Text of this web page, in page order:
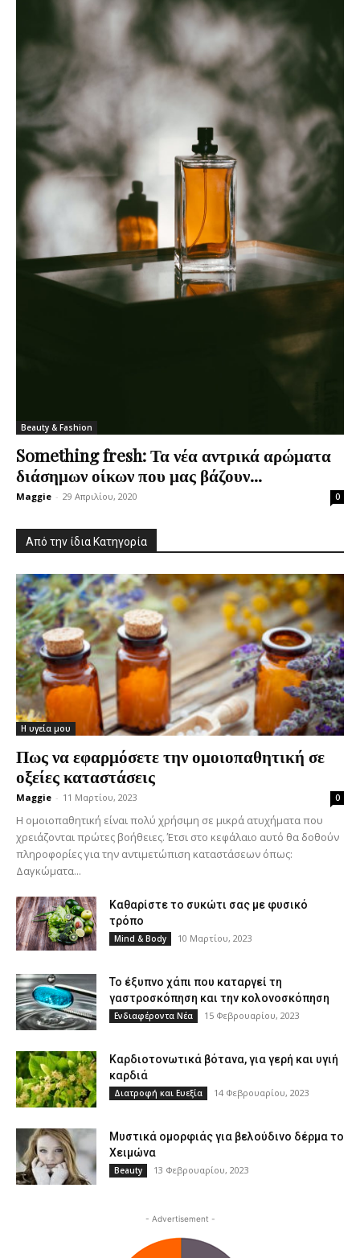
Beauty & Fashion
Something fresh: Τα νέα αντρικά αρώματα
διάσημων οίκων που μας βάζουν...
Maggie - 29 Απριλίου, 2020 0
Από την ίδια Κατηγορία
Η υγεία μου
Πως να εφαρμόσετε την ομοιοπαθητική σε
οξείες καταστάσεις
Maggie - 11 Μαρτίου, 2023 0
Η ομοιοπαθητική είναι πολύ χρήσιμη σε μικρά ατυχήματα που
χρειάζονται πρώτες βοήθειες. Έτσι στο κεφάλαιο αυτό θα δοθούν
πληροφορίες για την αντιμετώπιση καταστάσεων όπως:
Δαγκώματα...
Καθαρίστε το συκώτι σας με φυσικό
τρόπο
Mind & Body 10 Μαρτίου, 2023
Το έξυπνο χάπι που καταργεί τη
γαστροσκόπηση και την κολονοσκόπηση
Ενδιαφέροντα Νέα 15 Φεβρουαρίου, 2023
Καρδιοτονωτικά βότανα, για γερή και υγιή
καρδιά
Διατροφή και Ευεξία 14 Φεβρουαρίου, 2023
Μυστικά ομορφιάς για βελούδινο δέρμα το
Χειμώνα
Beauty 13 Φεβρουαρίου, 2023
- Advertisement -